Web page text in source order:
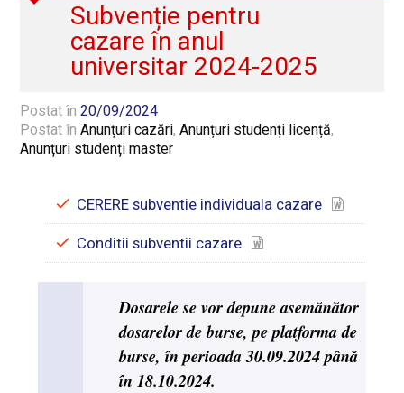
Subvenție pentru
cazare în anul
universitar 2024-2025
Postat în20/09/2024
Postat înAnunțuri cazări,Anunțuri studenți licență,
Anunțuri studenți master
CERERE subventie individuala cazare
Conditii subventii cazare
Dosarele se vor depune asemănător
dosarelor de burse, pe platforma de
burse, în perioada 30.09.2024 până
în 18.10.2024.